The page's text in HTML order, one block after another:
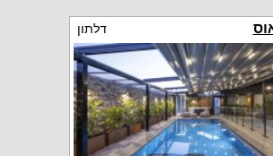
דלתון